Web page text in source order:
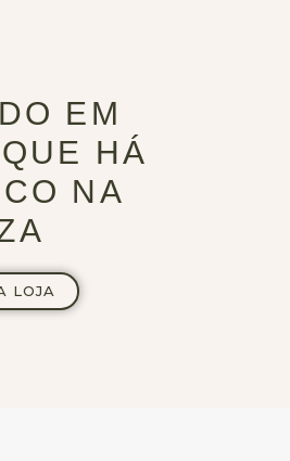
EM
HÁ
NA
LOJA